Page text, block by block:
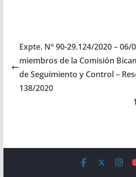
Expte. Nº 90-29.124/2020 –
miembros de la Comisión
de Seguimiento y Control –
138/2020